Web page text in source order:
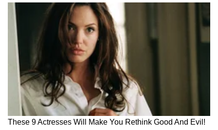
CNG Price Hike : महागाईचा आणखी एक झटका! मुंबईत
सीएनजी-पीएनजी दरवाढ, रिक्षा-टॅक्सी भाडेवाढीची शक्यता
Central Railway Block : कसारा लोकल प्रवाशांसाठी
मोठी बातमी! 2 ते 5 जूनदरम्यान विशेष ब्लॉक; अनेक
लोकल फेऱ्या रद्द आणि वेळापत्रकात बदल
या आंदोलनाकडे आता संपूर्ण राज्याचे लक्ष लागले असून
सरकार आणि आंदोलनकर्त्यांमध्ये पुढील काही दिवसांत
काय चर्चा होते याकडे सर्वांचे लक्ष आहे. मराठा
आरक्षणाच्या प्रश्नावर पुन्हा एकदा मोठी राजकीय आणि
दिल्लीत विद्यार्थ्यांचा एल्गार, 'कॉक्रोच'
आंदोलनाच्या वेळी नेमकं काय घडलं?
नवी मुंबई विमानतळाला ऐतिहासिक
ओळख; मुख्यमंत्री देवेंद्र फडणवीस
यांच्या हस्ते शिवरायांच्या पुतळ्याचे
भव्य अनावरण